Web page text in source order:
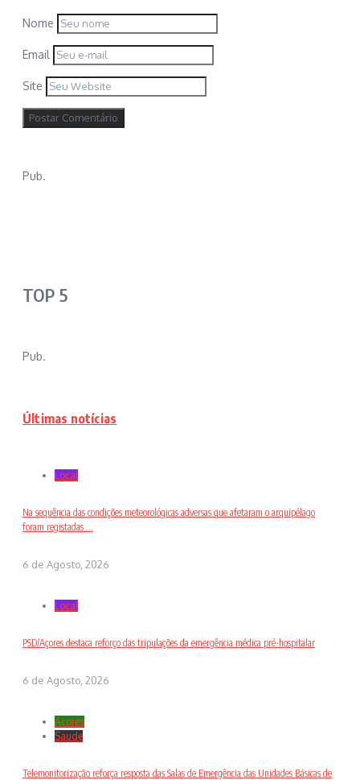
Nome
Email
Site
Pub.
TOP 5
Pub.
Últimas notícias
Local
Na sequência das condições meteorológicas adversas que afetaram o arquipélago
foram registadas ...
6 de Agosto, 2026
Local
PSD/Açores destaca reforço das tripulações da emergência médica pré-hospitalar
6 de Agosto, 2026
Açores
Saude
Telemonitorização reforça resposta das Salas de Emergência das Unidades Básicas de